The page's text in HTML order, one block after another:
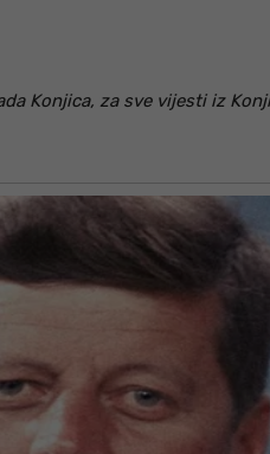
Konjica, za sve vijesti iz